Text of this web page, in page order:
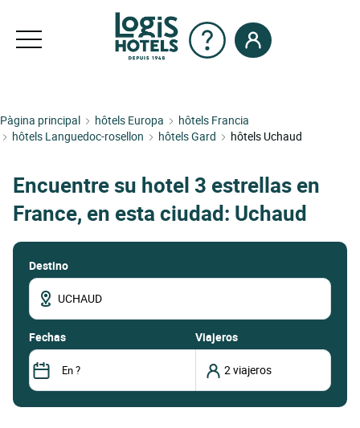
Pàgina principal hôtels Europa
hôtels Francia
hôtels Languedoc-rosellon
hôtels Gard hôtels Uchaud
Encuentre su hotel 3 estrellas en
France, en esta ciudad: Uchaud
Destino
fechas Viajeros